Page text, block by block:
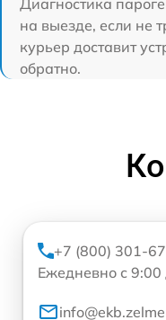
Диагностика
на выезде, если не
курьер доставит
обратно.
+7 (800) 301-
Ежедневно с 9:00